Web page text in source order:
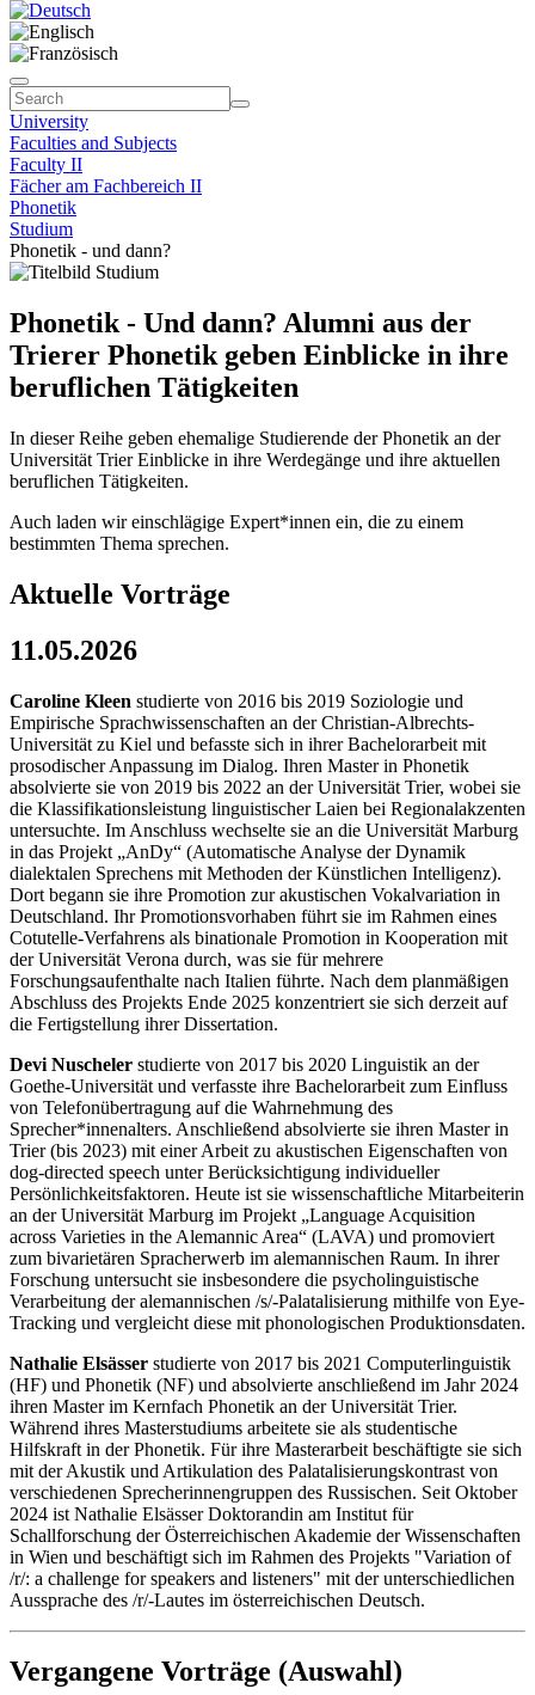
University
Faculties and Subjects
Faculty II
Fächer am Fachbereich II
Phonetik
Studium
Phonetik - und dann?
Phonetik - Und dann? Alumni aus der
Trierer Phonetik geben Einblicke in ihre
beruflichen Tätigkeiten
In dieser Reihe geben ehemalige Studierende der Phonetik an der
Universität Trier Einblicke in ihre Werdegänge und ihre aktuellen
beruflichen Tätigkeiten.
Auch laden wir einschlägige Expert*innen ein, die zu einem
bestimmten Thema sprechen.
Aktuelle Vorträge
11.05.2026
Caroline Kleen studierte von 2016 bis 2019 Soziologie und
Empirische Sprachwissenschaften an der Christian-Albrechts-
Universität zu Kiel und befasste sich in ihrer Bachelorarbeit mit
prosodischer Anpassung im Dialog. Ihren Master in Phonetik
absolvierte sie von 2019 bis 2022 an der Universität Trier, wobei sie
die Klassifikationsleistung linguistischer Laien bei Regionalakzenten
untersuchte. Im Anschluss wechselte sie an die Universität Marburg
in das Projekt „AnDy“ (Automatische Analyse der Dynamik
dialektalen Sprechens mit Methoden der Künstlichen Intelligenz).
Dort begann sie ihre Promotion zur akustischen Vokalvariation in
Deutschland. Ihr Promotionsvorhaben führt sie im Rahmen eines
Cotutelle-Verfahrens als binationale Promotion in Kooperation mit
der Universität Verona durch, was sie für mehrere
Forschungsaufenthalte nach Italien führte. Nach dem planmäßigen
Abschluss des Projekts Ende 2025 konzentriert sie sich derzeit auf
die Fertigstellung ihrer Dissertation.
Devi Nuscheler studierte von 2017 bis 2020 Linguistik an der
Goethe-Universität und verfasste ihre Bachelorarbeit zum Einfluss
von Telefonübertragung auf die Wahrnehmung des
Sprecher*innenalters. Anschließend absolvierte sie ihren Master in
Trier (bis 2023) mit einer Arbeit zu akustischen Eigenschaften von
dog-directed speech unter Berücksichtigung individueller
Persönlichkeitsfaktoren. Heute ist sie wissenschaftliche Mitarbeiterin
an der Universität Marburg im Projekt „Language Acquisition
across Varieties in the Alemannic Area“ (LAVA) und promoviert
zum bivarietären Spracherwerb im alemannischen Raum. In ihrer
Forschung untersucht sie insbesondere die psycholinguistische
Verarbeitung der alemannischen /s/-Palatalisierung mithilfe von Eye-
Tracking und vergleicht diese mit phonologischen Produktionsdaten.
Nathalie Elsässer studierte von 2017 bis 2021 Computerlinguistik
(HF) und Phonetik (NF) und absolvierte anschließend im Jahr 2024
ihren Master im Kernfach Phonetik an der Universität Trier.
Während ihres Masterstudiums arbeitete sie als studentische
Hilfskraft in der Phonetik. Für ihre Masterarbeit beschäftigte sie sich
mit der Akustik und Artikulation des Palatalisierungskontrast von
verschiedenen Sprecherinnengruppen des Russischen. Seit Oktober
2024 ist Nathalie Elsässer Doktorandin am Institut für
Schallforschung der Österreichischen Akademie der Wissenschaften
in Wien und beschäftigt sich im Rahmen des Projekts "Variation of
/r/: a challenge for speakers and listeners" mit der unterschiedlichen
Aussprache des /r/-Lautes im österreichischen Deutsch.
Vergangene Vorträge (Auswahl)